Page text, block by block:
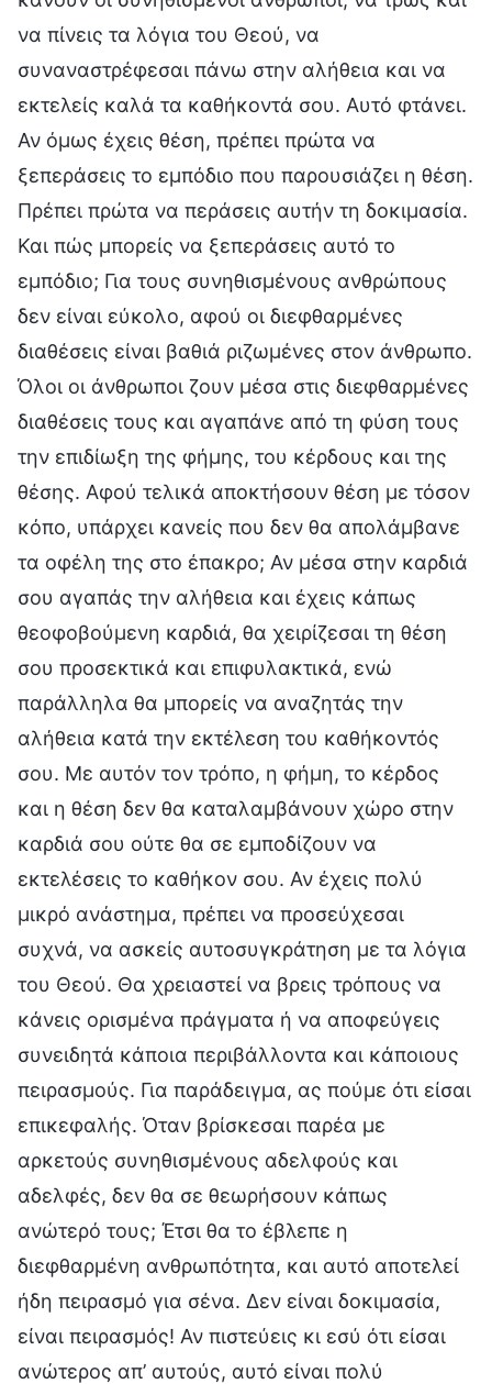
να πίνεις τα λόγια του Θεού, να
συναναστρέφεσαι πάνω στην αλήθεια και να
εκτελείς καλά τα καθήκοντά σου. Αυτό φτάνει.
Αν όμως έχεις θέση, πρέπει πρώτα να
ξεπεράσεις το εμπόδιο που παρουσιάζει η θέση.
Πρέπει πρώτα να περάσεις αυτήν τη δοκιμασία.
Και πώς μπορείς να ξεπεράσεις αυτό το
εμπόδιο; Για τους συνηθισμένους ανθρώπους
δεν είναι εύκολο, αφού οι διεφθαρμένες
διαθέσεις είναι βαθιά ριζωμένες στον άνθρωπο.
Όλοι οι άνθρωποι ζουν μέσα στις διεφθαρμένες
διαθέσεις τους και αγαπάνε από τη φύση τους
την επιδίωξη της φήμης, του κέρδους και της
θέσης. Αφού τελικά αποκτήσουν θέση με τόσον
κόπο, υπάρχει κανείς που δεν θα απολάμβανε
τα οφέλη της στο έπακρο; Αν μέσα στην καρδιά
σου αγαπάς την αλήθεια και έχεις κάπως
θεοφοβούμενη καρδιά, θα χειρίζεσαι τη θέση
σου προσεκτικά και επιφυλακτικά, ενώ
παράλληλα θα μπορείς να αναζητάς την
αλήθεια κατά την εκτέλεση του καθήκοντός
σου. Με αυτόν τον τρόπο, η φήμη, το κέρδος
και η θέση δεν θα καταλαμβάνουν χώρο στην
καρδιά σου ούτε θα σε εμποδίζουν να
εκτελέσεις το καθήκον σου. Αν έχεις πολύ
μικρό ανάστημα, πρέπει να προσεύχεσαι
συχνά, να ασκείς αυτοσυγκράτηση με τα λόγια
του Θεού. Θα χρειαστεί να βρεις τρόπους να
κάνεις ορισμένα πράγματα ή να αποφεύγεις
συνειδητά κάποια περιβάλλοντα και κάποιους
πειρασμούς. Για παράδειγμα, ας πούμε ότι είσαι
επικεφαλής. Όταν βρίσκεσαι παρέα με
αρκετούς συνηθισμένους αδελφούς και
αδελφές, δεν θα σε θεωρήσουν κάπως
ανώτερό τους; Έτσι θα το έβλεπε η
διεφθαρμένη ανθρωπότητα, και αυτό αποτελεί
ήδη πειρασμό για σένα. Δεν είναι δοκιμασία,
είναι πειρασμός! Αν πιστεύεις κι εσύ ότι είσαι
ανώτερος απ’ αυτούς, αυτό είναι πολύ